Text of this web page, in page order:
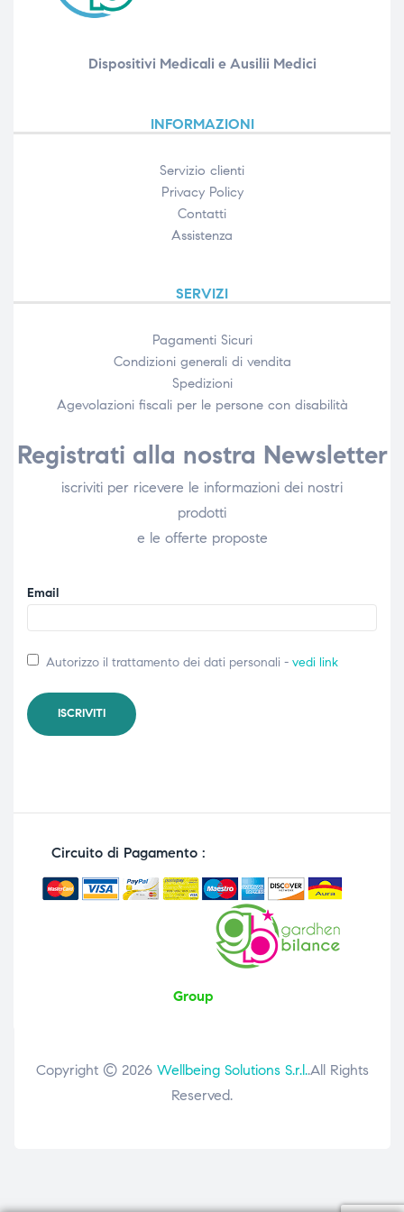
Dispositivi Medicali e Ausilii Medici
INFORMAZIONI
Servizio clienti
Privacy Policy
Contatti
Assistenza
SERVIZI
Pagamenti Sicuri
Condizioni generali di vendita
Spedizioni
Agevolazioni fiscali per le persone con disabilità​
Registrati alla nostra Newsletter
iscriviti per ricevere le informazioni dei nostri
prodotti
e le offerte proposte
Email
Autorizzo il trattamento dei dati personali - vedi link
Circuito di Pagamento :
Group
Copyright © 2026 Wellbeing Solutions S.r.l..All Rights
Reserved.